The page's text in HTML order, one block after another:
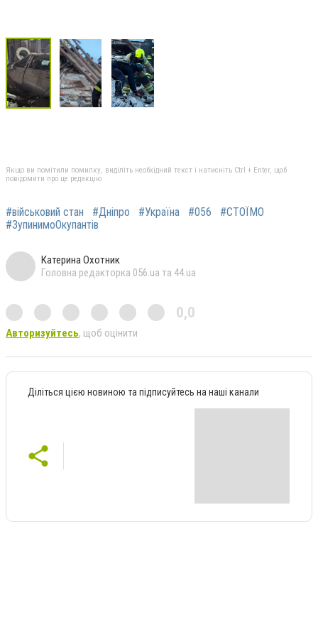
Якщо ви помітили помилку, виділіть необхідний текст і натисніть Ctrl + Enter, щоб
повідомити про це редакцію
#військовий стан #Дніпро #Україна #056
#СТОЇМО
#ЗупинимоОкупантів
Катерина Охотник
Головна редакторка 056.ua та 44.ua
0,0
Авторизуйтесь, щоб оцінити
Діліться цією новиною та підписуйтесь на наші канали